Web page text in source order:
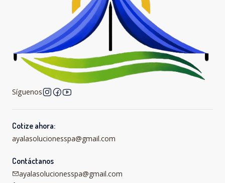
Síguenos
Cotize ahora:
ayalasolucionesspa@gmail.com
Contáctanos
ayalasolucionesspa@gmail.com